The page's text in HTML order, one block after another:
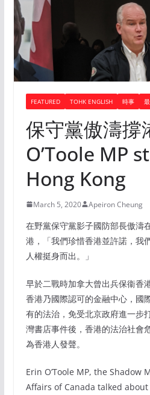
FEATURED TOHK ENGLISH 時事
保守黨傲濤撐
O’Toole MP
Hong Kong
March 5, 2020 Apeiron Cheung
在野黨保守黨影子國防部長傲濤
港，「我們珍惜香港並許諾，我
人權挺身而出。」
早於二戰時加拿大曾出兵保衞香
香港乃國際認可的金融中心，國
有的法治，免受北京政府進一步
灣書店事件後，香港的法治社會
為香港人發聲。
Erin O’Toole MP, the Shadow
Affairs of Canada talked